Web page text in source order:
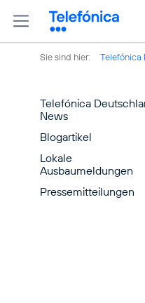
Sie sind hier: Telefónica
Telefónica
News
Blogartikel
Lokale
Ausbaumeldungen
Pressemitteilungen